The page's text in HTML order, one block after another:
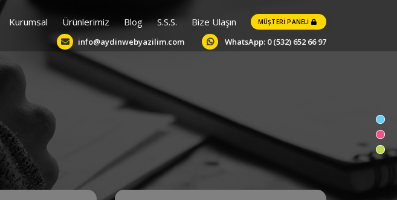
Kurumsal Ürünlerimiz Blog S.S.S. Bize Ulaşın MÜŞTERI PANELI
info@aydinwebyazilim.com WhatsApp: 0 (532) 652 66 97